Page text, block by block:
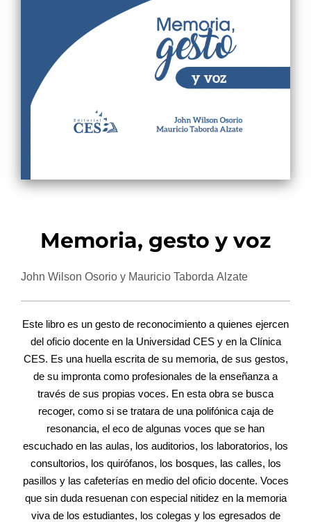
Memoria, gesto y voz
John Wilson Osorio y Mauricio Taborda Alzate
Este libro es un gesto de reconocimiento a quienes ejercen
del oficio docente en la Universidad CES y en la Clínica
CES. Es una huella escrita de su memoria, de sus gestos,
de su impronta como profesionales de la enseñanza a
través de sus propias voces. En esta obra se busca
recoger, como si se tratara de una polifónica caja de
resonancia, el eco de algunas voces que se han
escuchado en las aulas, los auditorios, los laboratorios, los
consultorios, los quirófanos, los bosques, las calles, los
pasillos y las cafeterías en medio del oficio docente. Voces
que sin duda resuenan con especial nitidez en la memoria
viva de los estudiantes, los colegas y los egresados de